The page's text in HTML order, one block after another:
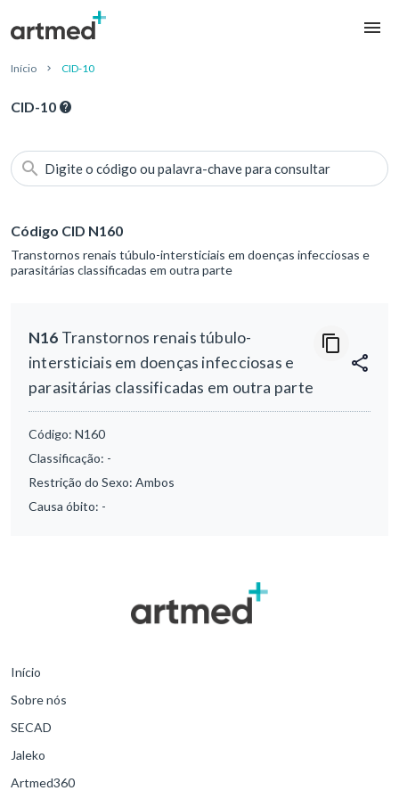
Início CID-10
CID-10
Digite o código ou palavra-chave para consultar
Código CID N160
Transtornos renais túbulo-intersticiais em doenças infecciosas e
parasitárias classificadas em outra parte
N16 Transtornos renais túbulo-
intersticiais em doenças infecciosas e
parasitárias classificadas em outra parte
Código: N160
Classificação: -
Restrição do Sexo: Ambos
Causa óbito: -
Início
Sobre nós
SECAD
Jaleko
Artmed360